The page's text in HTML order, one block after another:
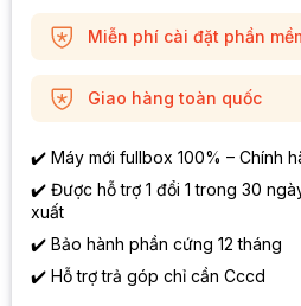
Miễn phí cài đặt phần
Giao hàng toàn quốc
✔️ Máy mới fullbox 100% – Chính
✔️ Được hỗ trợ 1 đổi 1 trong 30
xuất
✔️ Bảo hành phần cứng 12 tháng
✔️ Hỗ trợ trả góp chỉ cần Cccd